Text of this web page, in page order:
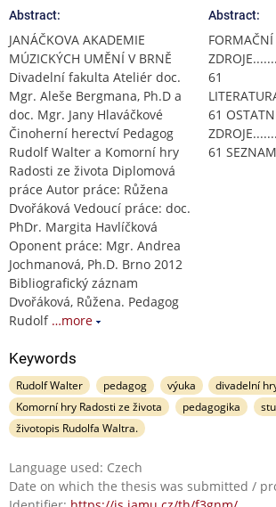
Abstract:
JANÁČKOVA AKADEMIE
MÚZICKÝCH UMĚNÍ V BRNĚ
Divadelní fakulta Ateliér doc.
Mgr. Aleše Bergmana, Ph.D a
doc. Mgr. Jany Hlaváčkové
Činoherní herectví Pedagog
Rudolf Walter a Komorní hry
Radosti ze života Diplomová
práce Autor práce: Růžena
Dvořáková Vedoucí práce: doc.
PhDr. Margita Havlíčková
Oponent práce: Mgr. Andrea
Jochmanová, Ph.D. Brno 2012
Bibliografický záznam
Dvořáková, Růžena. Pedagog
Rudolf …more
Abstract:
FORMAČNÍ
61
61
61 SEZNAM
Keywords
Rudolf Walter pedagog výuka
divadelní
Komorní hry Radosti ze života
pedagogika
životopis Rudolfa Waltra.
Language used: Czech
Date on which the thesis was submitted /